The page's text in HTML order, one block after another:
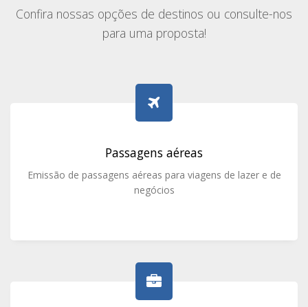
Confira nossas opções de destinos ou consulte-nos
para uma proposta!
Passagens aéreas
Emissão de passagens aéreas para viagens de lazer e de
negócios